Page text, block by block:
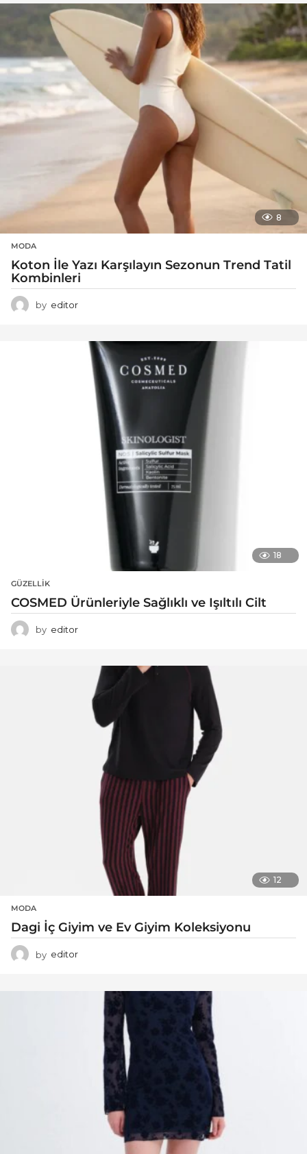
8
MODA
Koton İle Yazı Karşılayın Sezonun Trend Tatil
Kombinleri
by editor
18
GÜZELLIK
COSMED Ürünleriyle Sağlıklı ve Işıltılı Cilt
by editor
12
MODA
Dagi İç Giyim ve Ev Giyim Koleksiyonu
by editor